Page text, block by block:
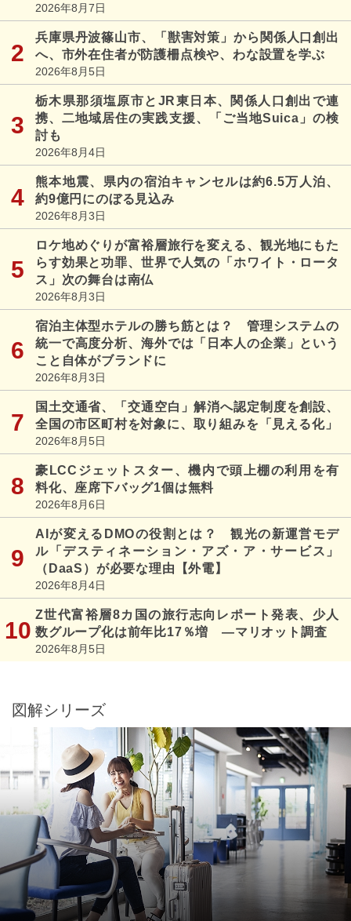
2026年8月7日
兵庫県丹波篠山市、「獣害対策」から関係人口創出
へ、市外在住者が防護柵点検や、わな設置を学ぶ
2026年8月5日
栃木県那須塩原市とJR東日本、関係人口創出で連
携、二地域居住の実践支援、「ご当地Suica」の検
討も
2026年8月4日
熊本地震、県内の宿泊キャンセルは約6.5万人泊、
約9億円にのぼる見込み
2026年8月3日
ロケ地めぐりが富裕層旅行を変える、観光地にもた
らす効果と功罪、世界で人気の「ホワイト・ロータ
ス」次の舞台は南仏
2026年8月3日
宿泊主体型ホテルの勝ち筋とは？ 管理システムの
統一で高度分析、海外では「日本人の企業」という
こと自体がブランドに
2026年8月3日
国土交通省、「交通空白」解消へ認定制度を創設、
全国の市区町村を対象に、取り組みを「見える化」
2026年8月5日
豪LCCジェットスター、機内で頭上棚の利用を有
料化、座席下バッグ1個は無料
2026年8月6日
AIが変えるDMOの役割とは？ 観光の新運営モデ
ル「デスティネーション・アズ・ア・サービス」
（DaaS）が必要な理由【外電】
2026年8月4日
Z世代富裕層8カ国の旅行志向レポート発表、少人
数グループ化は前年比17％増 ―マリオット調査
2026年8月5日
図解シリーズ